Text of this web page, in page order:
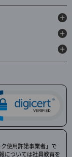
使用許諾事業者」で
については社員教育を